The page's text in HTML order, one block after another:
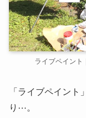
ライブペイント
「ライブペイント
り⋯。